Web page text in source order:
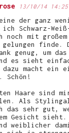
13/10/14 14:25
der ganz
ich Schwarz-
noch mit
finde.
genug, um
es sieht
macht ein
Haare sind
Als
das sehr gut,
Gesicht
weiblicher